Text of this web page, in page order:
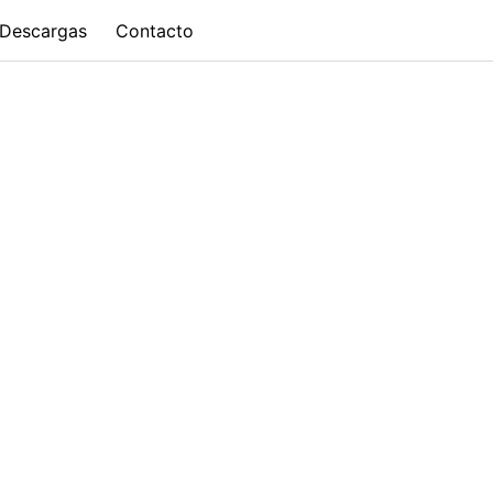
Descargas Contacto